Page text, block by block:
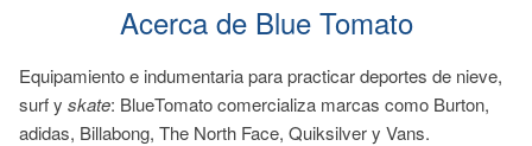
Acerca de Blue Tomato
Equipamiento e indumentaria para practicar deportes de nieve,
surf y skate: BlueTomato comercializa marcas como Burton,
adidas, Billabong, The North Face, Quiksilver y Vans.